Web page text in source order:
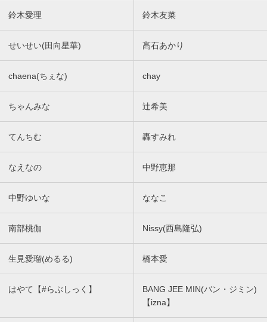
鈴木愛理 鈴木友菜
せいせい(田向星華) 髙石あかり
chaena(ちぇな) chay
ちゃんみな 辻希美
てんちむ 轟すみれ
なえなの 中野恵那
中野ゆいな ななこ
南部桃伽 Nissy(西島隆弘)
生見愛瑠(めるる) 橋本愛
はやて【#らぶしっく】
BANG JEE MIN(バン・ジミン)
【izna】